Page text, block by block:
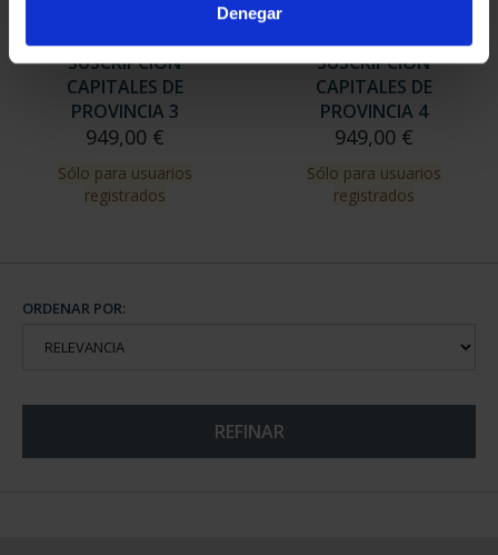
Denegar
SUSCRIPCIÓN
CAPITALES DE
PROVINCIA 3
949,00 €
Sólo para usuarios
registrados
SUSCRIPCIÓN
CAPITALES DE
PROVINCIA 4
949,00 €
Sólo para usuarios
registrados
ORDENAR POR:
REFINAR